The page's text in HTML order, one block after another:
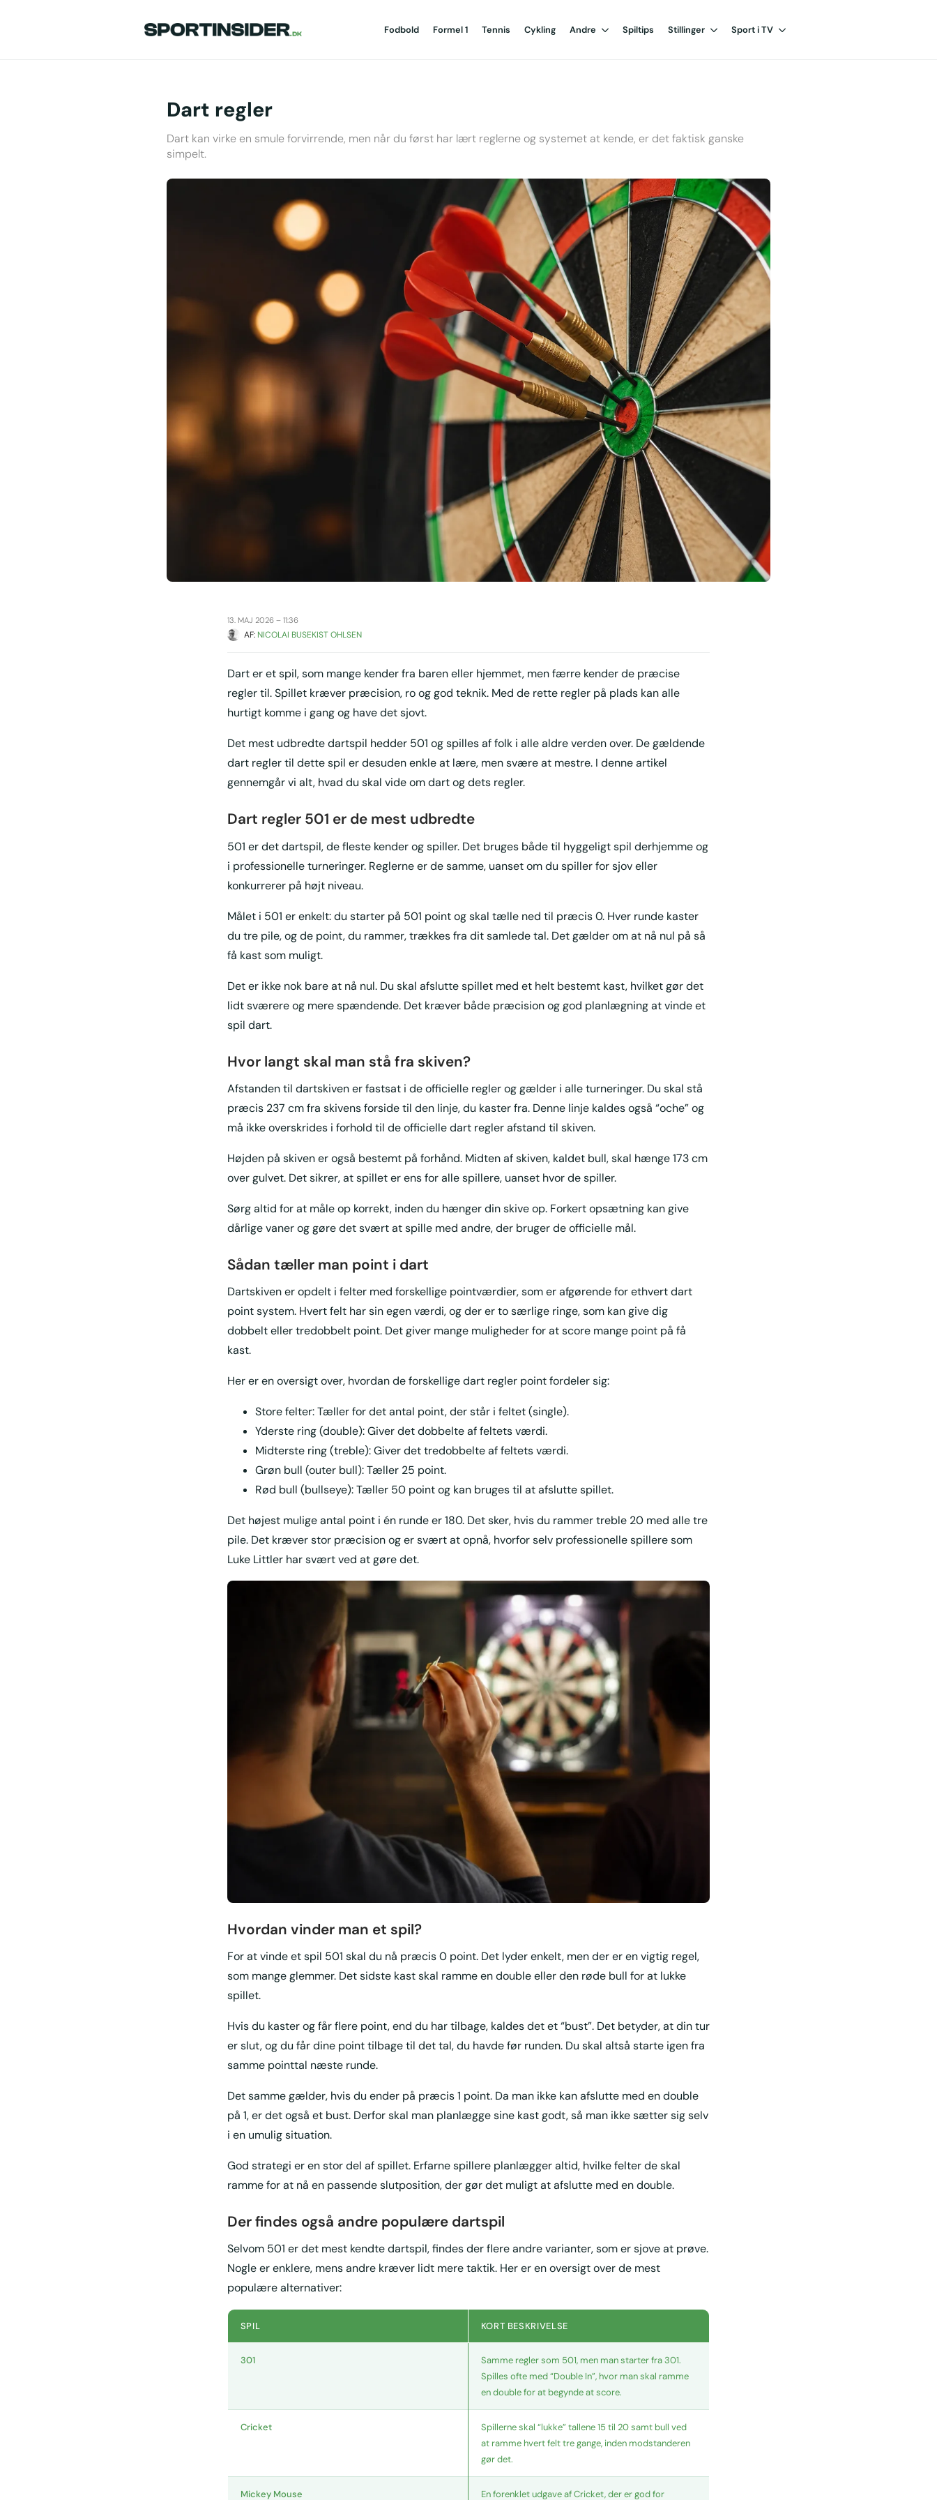
Fodbold Formel 1 Tennis Cykling Andre Spiltips Stillinger Sport i TV
Dart regler
Dart kan virke en smule forvirrende, men når du først har lært reglerne og systemet at kende, er det faktisk ganske
simpelt.
13. MAJ 2026 – 11:36
AF: NICOLAI BUSEKIST OHLSEN
Dart er et spil, som mange kender fra baren eller hjemmet, men færre kender de præcise
regler til. Spillet kræver præcision, ro og god teknik. Med de rette regler på plads kan alle
hurtigt komme i gang og have det sjovt.
Det mest udbredte dartspil hedder 501 og spilles af folk i alle aldre verden over. De gældende
dart regler til dette spil er desuden enkle at lære, men svære at mestre. I denne artikel
gennemgår vi alt, hvad du skal vide om dart og dets regler.
Dart regler 501 er de mest udbredte
501 er det dartspil, de fleste kender og spiller. Det bruges både til hyggeligt spil derhjemme og
i professionelle turneringer. Reglerne er de samme, uanset om du spiller for sjov eller
konkurrerer på højt niveau.
Målet i 501 er enkelt: du starter på 501 point og skal tælle ned til præcis 0. Hver runde kaster
du tre pile, og de point, du rammer, trækkes fra dit samlede tal. Det gælder om at nå nul på så
få kast som muligt.
Det er ikke nok bare at nå nul. Du skal afslutte spillet med et helt bestemt kast, hvilket gør det
lidt sværere og mere spændende. Det kræver både præcision og god planlægning at vinde et
spil dart.
Hvor langt skal man stå fra skiven?
Afstanden til dartskiven er fastsat i de officielle regler og gælder i alle turneringer. Du skal stå
præcis 237 cm fra skivens forside til den linje, du kaster fra. Denne linje kaldes også “oche” og
må ikke overskrides i forhold til de officielle dart regler afstand til skiven.
Højden på skiven er også bestemt på forhånd. Midten af skiven, kaldet bull, skal hænge 173 cm
over gulvet. Det sikrer, at spillet er ens for alle spillere, uanset hvor de spiller.
Sørg altid for at måle op korrekt, inden du hænger din skive op. Forkert opsætning kan give
dårlige vaner og gøre det svært at spille med andre, der bruger de officielle mål.
Sådan tæller man point i dart
Dartskiven er opdelt i felter med forskellige pointværdier, som er afgørende for ethvert dart
point system. Hvert felt har sin egen værdi, og der er to særlige ringe, som kan give dig
dobbelt eller tredobbelt point. Det giver mange muligheder for at score mange point på få
kast.
Her er en oversigt over, hvordan de forskellige dart regler point fordeler sig:
Store felter: Tæller for det antal point, der står i feltet (single).
Yderste ring (double): Giver det dobbelte af feltets værdi.
Midterste ring (treble): Giver det tredobbelte af feltets værdi.
Grøn bull (outer bull): Tæller 25 point.
Rød bull (bullseye): Tæller 50 point og kan bruges til at afslutte spillet.
Det højest mulige antal point i én runde er 180. Det sker, hvis du rammer treble 20 med alle tre
pile. Det kræver stor præcision og er svært at opnå, hvorfor selv professionelle spillere som
Luke Littler har svært ved at gøre det.
Hvordan vinder man et spil?
For at vinde et spil 501 skal du nå præcis 0 point. Det lyder enkelt, men der er en vigtig regel,
som mange glemmer. Det sidste kast skal ramme en double eller den røde bull for at lukke
spillet.
Hvis du kaster og får flere point, end du har tilbage, kaldes det et “bust”. Det betyder, at din tur
er slut, og du får dine point tilbage til det tal, du havde før runden. Du skal altså starte igen fra
samme pointtal næste runde.
Det samme gælder, hvis du ender på præcis 1 point. Da man ikke kan afslutte med en double
på 1, er det også et bust. Derfor skal man planlægge sine kast godt, så man ikke sætter sig selv
i en umulig situation.
God strategi er en stor del af spillet. Erfarne spillere planlægger altid, hvilke felter de skal
ramme for at nå en passende slutposition, der gør det muligt at afslutte med en double.
Der findes også andre populære dartspil
Selvom 501 er det mest kendte dartspil, findes der flere andre varianter, som er sjove at prøve.
Nogle er enklere, mens andre kræver lidt mere taktik. Her er en oversigt over de mest
populære alternativer:
SPIL KORT BESKRIVELSE
301
Samme regler som 501, men man starter fra 301.
Spilles ofte med “Double In”, hvor man skal ramme
en double for at begynde at score.
Cricket
Spillerne skal “lukke” tallene 15 til 20 samt bull ved
at ramme hvert felt tre gange, inden modstanderen
gør det.
Mickey Mouse En forenklet udgave af Cricket, der er god for